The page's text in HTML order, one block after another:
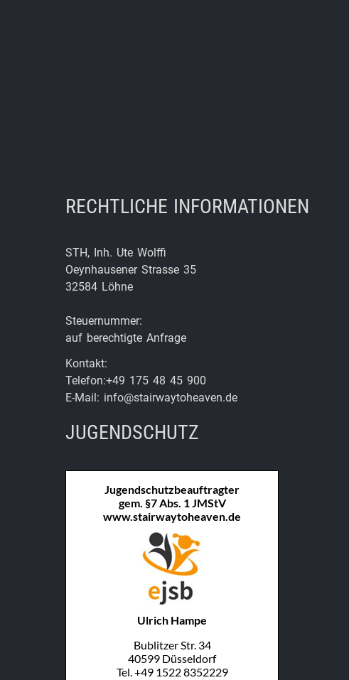
RECHTLICHE INFORMATIONEN
STH, Inh. Ute Wolffi
Oeynhausener Strasse 35
32584 Löhne
Steuernummer:
auf berechtigte Anfrage
Kontakt:
Telefon:+49 175 48 45 900
E-Mail: info@stairwaytoheaven.de
JUGENDSCHUTZ